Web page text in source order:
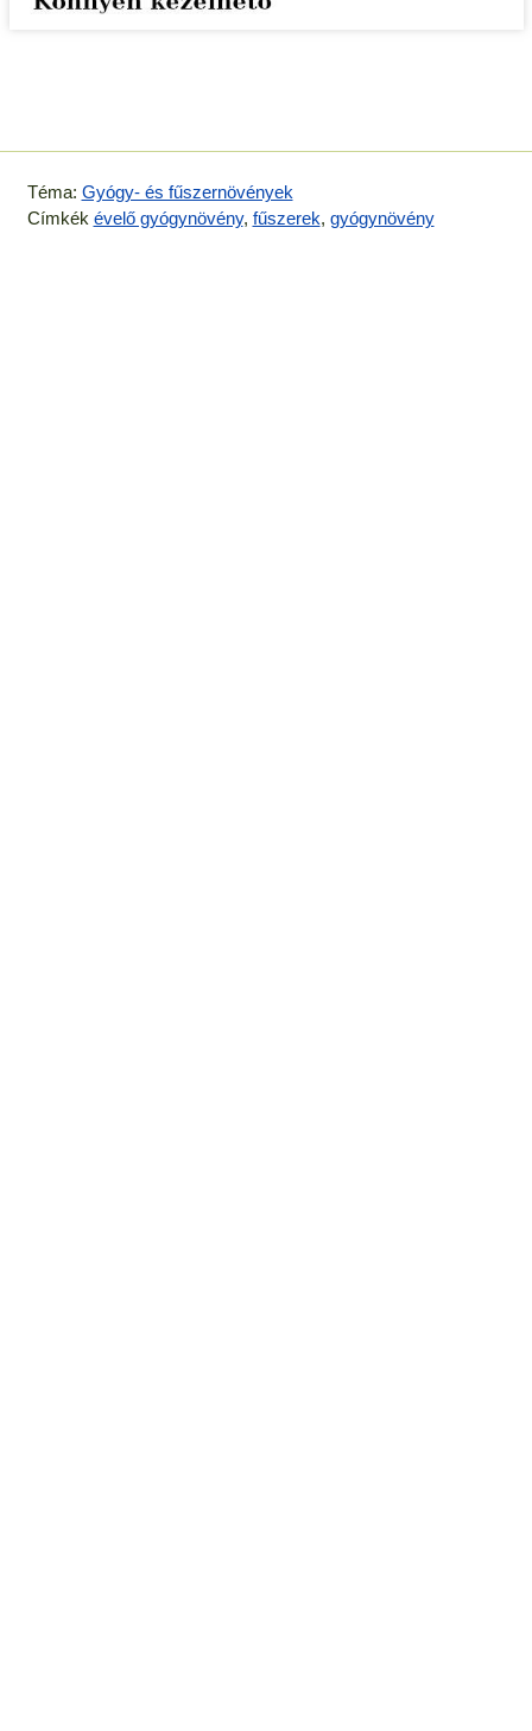
Téma: Gyógy- és fűszernövények
Címkék évelő gyógynövény, fűszerek, gyógynövény